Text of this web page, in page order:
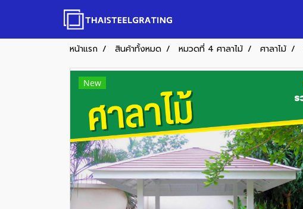
หน้าแรก สินค้าทั้งหมด หมวดที่ 4 ศาลาไม้ ศาลาไม้
New